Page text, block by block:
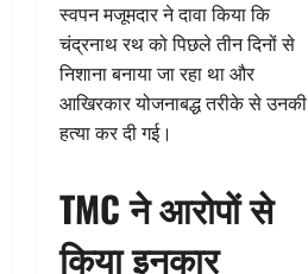
स्वपन मजूमदार ने दावा किया कि
चंद्रनाथ रथ को पिछले तीन दिनों से
निशाना बनाया जा रहा था और
आखिरकार योजनाबद्ध तरीके से उनकी
हत्या कर दी गई।
TMC ने आरोपों से
किया इनकार